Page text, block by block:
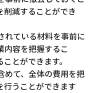
削減することができ
ている材料を事前に
内容を把握するこ
ができます。
て、全体の費用を把
行うことができます